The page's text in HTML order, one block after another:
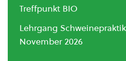
Treffpunkt BIO
Lehrgang
November 2026